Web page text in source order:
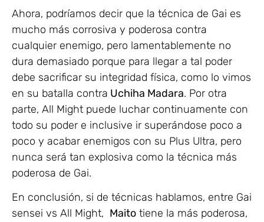
Ahora, podríamos decir que la técnica de Gai es
mucho más corrosiva y poderosa contra
cualquier enemigo, pero lamentablemente no
dura demasiado porque para llegar a tal poder
debe sacrificar su integridad física, como lo vimos
en su batalla contra Uchiha Madara. Por otra
parte, All Might puede luchar continuamente con
todo su poder e inclusive ir superándose poco a
poco y acabar enemigos con su Plus Ultra, pero
nunca será tan explosiva como la técnica más
poderosa de Gai.
En conclusión, si de técnicas hablamos, entre Gai
sensei vs All Might, Maito tiene la más poderosa,